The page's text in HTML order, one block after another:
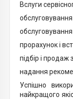
Вслуги
прорахунок і
підбір і
надання
Успішно
найкращого